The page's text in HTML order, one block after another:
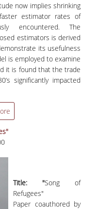
now implies shrinking
estimator rates of
encountered. The
estimators is derived
its usefulness
is employed to examine
it is found that the trade
significantly impacted
Title: "Song of
Refugees"
Paper coauthored by